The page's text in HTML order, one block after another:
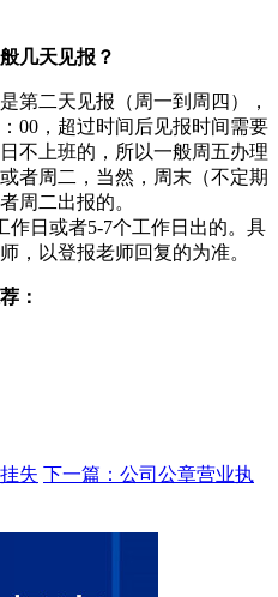
几天见报？
第二天见报（周一到周四），
00，超过时间后见报时间需要
不上班的，所以一般周五办理
者周二，当然，周末（不定期
周二出报的。
作日或者5-7个工作日出的。具
，以登报老师回复的为准。
：
失 下一篇：公司公章营业执